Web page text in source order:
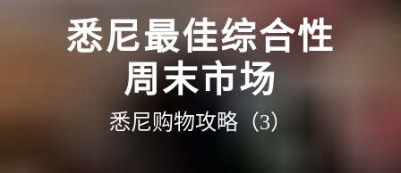
悉尼最佳综合性
周末市场
悉尼购物攻略（3）